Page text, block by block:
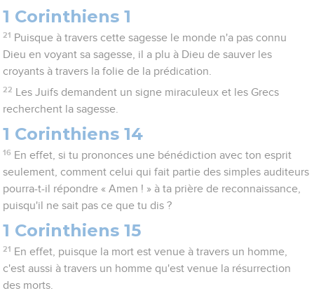
1 Corinthiens 1
21 Puisque à travers cette sagesse le monde n'a pas connu
Dieu en voyant sa sagesse, il a plu à Dieu de sauver les
croyants à travers la folie de la prédication.
22
Les Juifs demandent un signe miraculeux et les Grecs
recherchent la sagesse.
1 Corinthiens 14
16 En effet, si tu prononces une bénédiction avec ton esprit
seulement, comment celui qui fait partie des simples auditeurs
pourra-t-il répondre « Amen ! » à ta prière de reconnaissance,
puisqu'il ne sait pas ce que tu dis ?
1 Corinthiens 15
21 En effet, puisque la mort est venue à travers un homme,
c'est aussi à travers un homme qu'est venue la résurrection
des morts.